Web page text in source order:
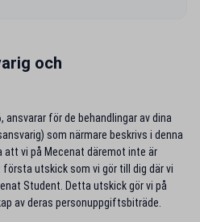
och
ansvarar för de behandlingar av dina
som närmare beskrivs i denna
vi på Mecenat däremot inte är
utskick som vi gör till dig där vi
Student. Detta utskick gör vi på
av deras personuppgiftsbiträde.